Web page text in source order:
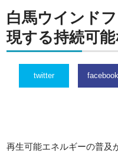
白馬ウインド
現する持続可
twitter facebook
再生可能エネルギーの普及